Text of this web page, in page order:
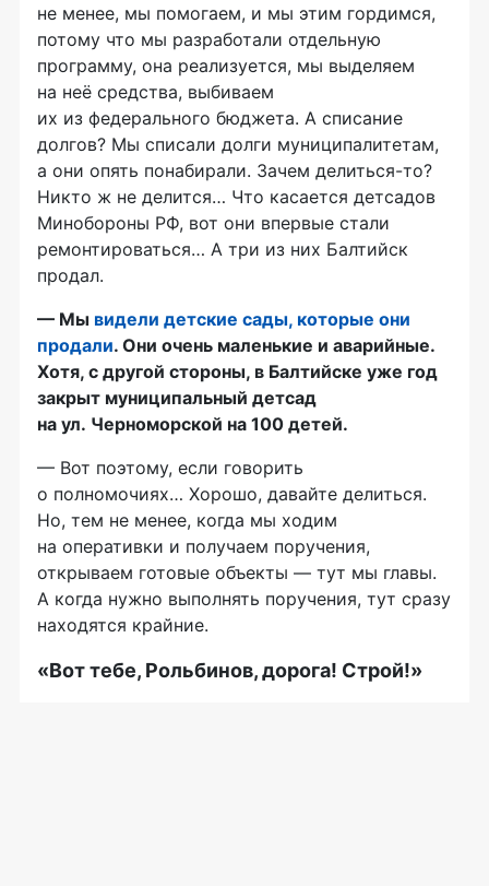
не менее, мы помогаем, и мы этим гордимся,
потому что мы разработали отдельную
программу, она реализуется, мы выделяем
на неё средства, выбиваем
их из федерального бюджета. А списание
долгов? Мы списали долги муниципалитетам,
а они опять понабирали. Зачем делиться-то?
Никто ж не делится… Что касается детсадов
Минобороны РФ, вот они впервые стали
ремонтироваться… А три из них Балтийск
продал.
— Мы видели детские сады, которые они
продали. Они очень маленькие и аварийные.
Хотя, с другой стороны, в Балтийске уже год
закрыт муниципальный детсад
на ул. Черноморской на 100 детей.
— Вот поэтому, если говорить
о полномочиях… Хорошо, давайте делиться.
Но, тем не менее, когда мы ходим
на оперативки и получаем поручения,
открываем готовые объекты — тут мы главы.
А когда нужно выполнять поручения, тут сразу
находятся крайние.
«Вот тебе, Рольбинов, дорога! Строй!»